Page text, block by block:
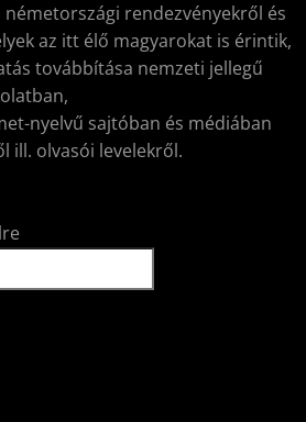
rendezvényekről és
az itt élő magyarokat is érintik,
továbbítása nemzeti jellegű
nyelvű sajtóban és médiában
ill. olvasói levelekről.